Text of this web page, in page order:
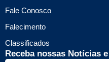
Fale Conosco
Falecimento
Classificados
Receba nossas Notícias